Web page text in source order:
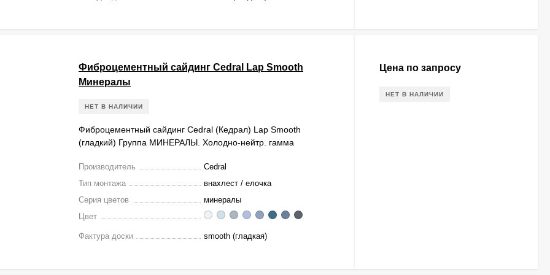
Фиброцементный сайдинг Cedral Lap Smooth
Минералы
НЕТ В НАЛИЧИИ
Фиброцементный сайдинг Cedral (Кедрал) Lap Smooth
(гладкий) Группа МИНЕРАЛЫ. Холодно-нейтр. гамма
Производитель
Cedral
Тип монтажа
внахлест / елочка
Серия цветов
минералы
Цвет
Фактура доски smooth (гладкая)
Цена по запросу
НЕТ В НАЛИЧИИ